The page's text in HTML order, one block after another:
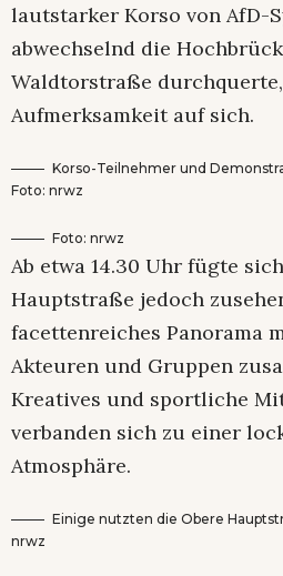
lautstarker Korso von AfD-
abwechselnd die
Waldtorstraße
Aufmerksamkeit auf sich.
Korso-Teilnehmer und
Foto: nrwz
Foto: nrwz
Ab etwa 14.30 Uhr fügte
Hauptstraße jedoch
facettenreiches Panorama
Akteuren und Gruppen
Kreatives und sportliche
verbanden sich zu einer
Atmosphäre.
Einige nutzten die Obere
nrwz